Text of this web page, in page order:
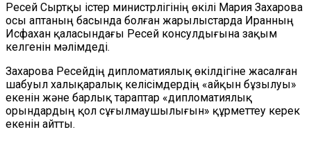
Ресей Сыртқы істер министрлігінің өкілі Мария Захарова
осы аптаның басында болған жарылыстарда Иранның
Исфахан қаласындағы Ресей консулдығына зақым
келгенін мәлімдеді.
Захарова Ресейдің дипломатиялық өкілдігіне жасалған
шабуыл халықаралық келісімдердің «айқын бұзылуы»
екенін және барлық тараптар «дипломатиялық
орындардың қол сұғылмаушылығын» құрметтеу керек
екенін айтты.